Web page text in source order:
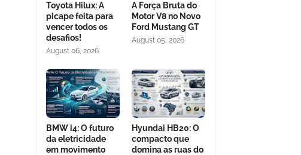
Toyota Hilux: A
picape feita para
vencer todos os
desafios!
August 06, 2026
A Força Bruta do
Motor V8 no Novo
Ford Mustang GT
August 05, 2026
BMW i4: O futuro
da eletricidade
em movimento
Hyundai HB20: O
compacto que
domina as ruas do